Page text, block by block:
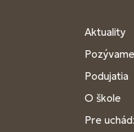
Aktuality
Podujatia
O škole
Pre